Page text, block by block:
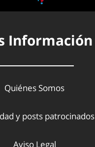
Información
Quiénes Somos
y posts patrocinados
Aviso Legal